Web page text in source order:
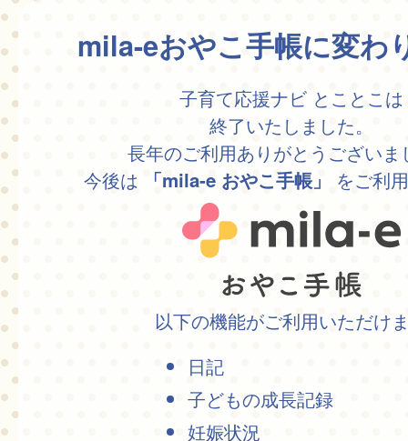
mila-eおやこ手帳に変わ
子育て応援ナビ とことこは
終了いたしました。
長年のご利用ありがとうございま
今後は
「mila-e おやこ手帳」 をご利
以下の機能がご利用いただけ
日記
子どもの成長記録
妊娠状況